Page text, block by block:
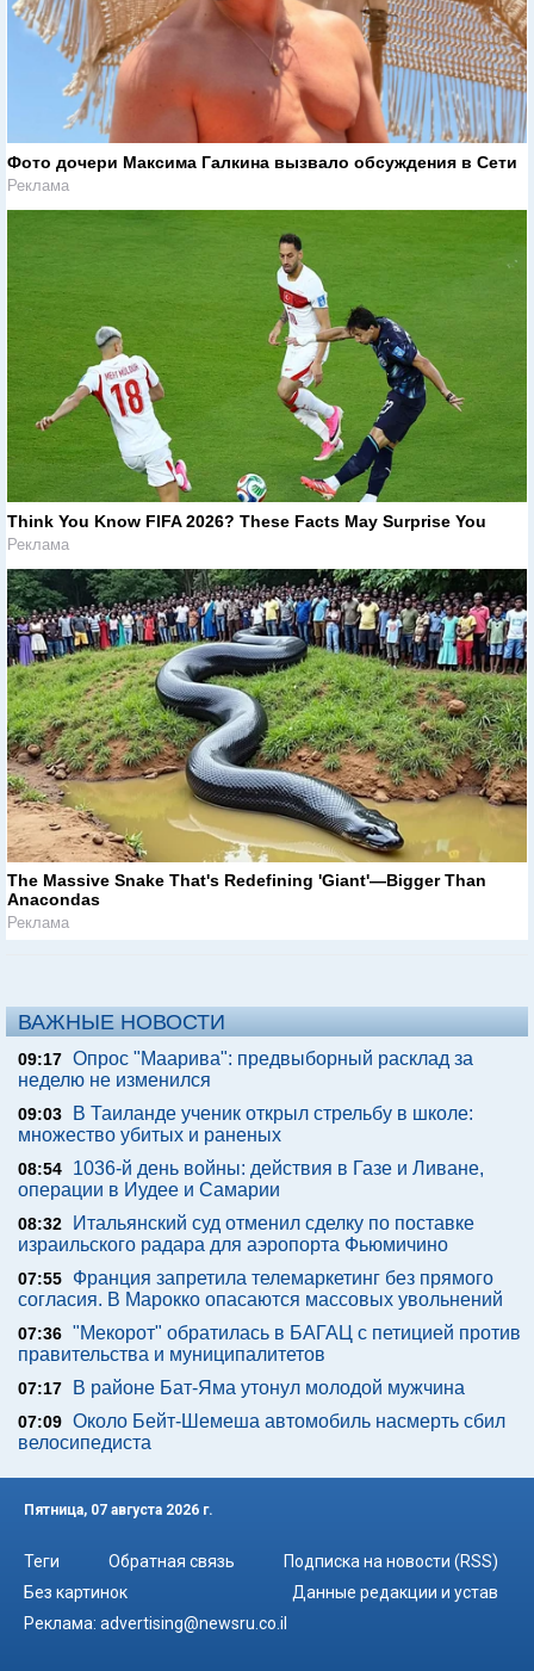
Фото дочери Максима Галкина вызвало обсуждения в Сети
Реклама
Think You Know FIFA 2026? These Facts May Surprise You
Реклама
The Massive Snake That's Redefining 'Giant'—Bigger Than
Anacondas
Реклама
ВАЖНЫЕ НОВОСТИ
09:17 Опрос "Mаарива": предвыборный расклад за
неделю не изменился
09:03
В Таиланде ученик открыл стрельбу в школе:
множество убитых и раненых
08:54
1036-й день войны: действия в Газе и Ливане,
операции в Иудее и Самарии
08:32
Итальянский суд отменил сделку по поставке
израильского радара для аэропорта Фьюмичино
07:55
Франция запретила телемаркетинг без прямого
согласия. В Марокко опасаются массовых увольнений
07:36 "Мекорот" обратилась в БАГАЦ с петицией против
правительства и муниципалитетов
07:17 В районе Бат-Яма утонул молодой мужчина
07:09 Около Бейт-Шемеша автомобиль насмерть сбил
велосипедиста
Пятница, 07 августа 2026 г.
Теги Обратная связь
Подписка на новости (RSS)
Без картинок
Данные редакции и устав
Реклама: advertising@newsru.co.il